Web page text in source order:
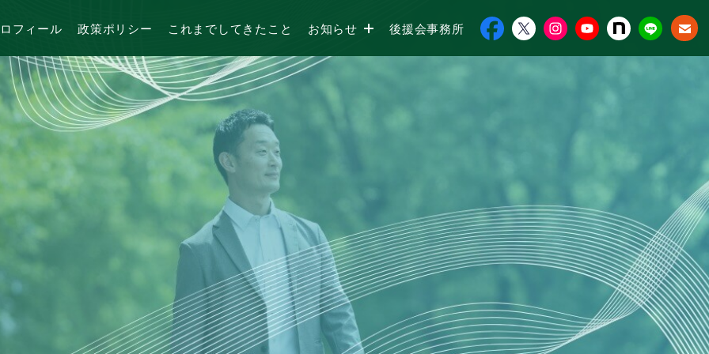
フィール 政策ポリシー これまでしてきたこと お知らせ 後援会事務所